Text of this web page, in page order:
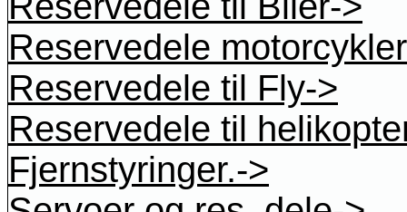
Reservedele
Reservedele til Fly->
Reservedele til
Fjernstyringer.->